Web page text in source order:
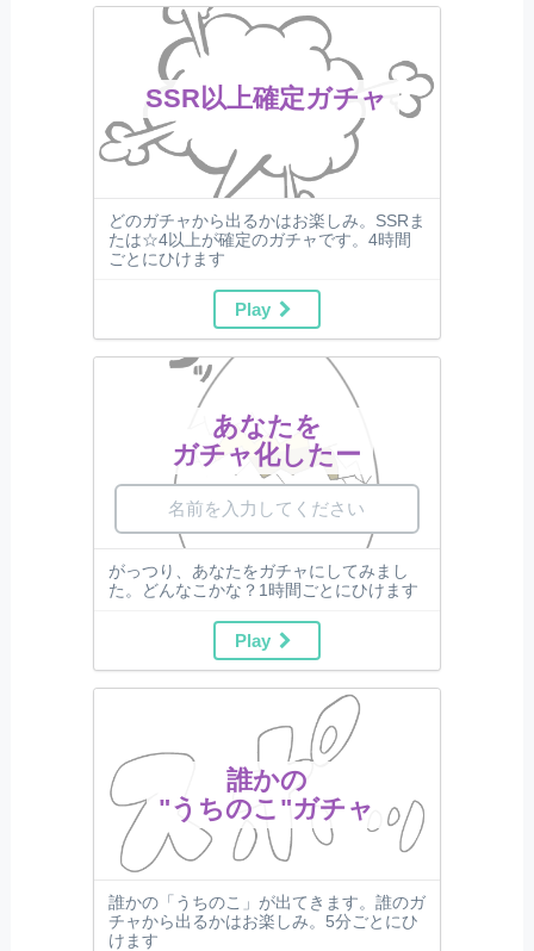
SSR以上確定ガチャ
どのガチャから出るかはお楽しみ。SSRま
たは☆4以上が確定のガチャです。4時間
ごとにひけます
Play
あなたを
ガチャ化したー
がっつり、あなたをガチャにしてみまし
た。どんなこかな？1時間ごとにひけます
Play
誰かの
"うちのこ"ガチャ
誰かの「うちのこ」が出てきます。誰のガ
チャから出るかはお楽しみ。5分ごとにひ
けます